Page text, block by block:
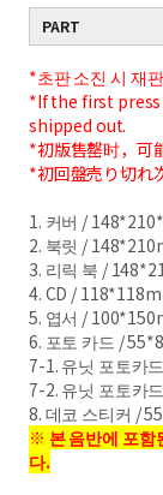
PART
*초판 소진 시 재
*If the first
shipped out.
*初版售罄时，可
*初回盤売り切れ
1. 커버 /
2. 북릿 /
3. 리릭 북 /
4. CD /
5. 엽서 /
6. 포토 카드 /
7-1. 유닛 포토카
7-2. 유닛 포토카
8. 데코 스티커 /
※ 본 음반에 포함
다.